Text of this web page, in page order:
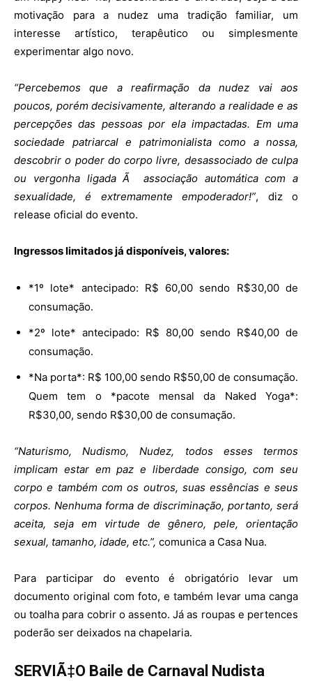
motivação para a nudez uma tradição familiar, um
interesse artístico, terapêutico ou simplesmente
experimentar algo novo.
“Percebemos que a reafirmação da nudez vai aos
poucos, porém decisivamente, alterando a realidade e as
percepções das pessoas por ela impactadas. Em uma
sociedade patriarcal e patrimonialista como a nossa,
descobrir o poder do corpo livre, desassociado de culpa
ou vergonha ligada Ã associação automática com a
sexualidade, é extremamente empoderador!”, diz o
release oficial do evento.
Ingressos limitados já disponíveis, valores:
*1º lote* antecipado: R$ 60,00 sendo R$30,00 de
consumação.
*2º lote* antecipado: R$ 80,00 sendo R$40,00 de
consumação.
*Na porta*: R$ 100,00 sendo R$50,00 de consumação.
Quem tem o *pacote mensal da Naked Yoga*:
R$30,00, sendo R$30,00 de consumação.
“Naturismo, Nudismo, Nudez, todos esses termos
implicam estar em paz e liberdade consigo, com seu
corpo e também com os outros, suas essências e seus
corpos. Nenhuma forma de discriminação, portanto, será
aceita, seja em virtude de gênero, pele, orientação
sexual, tamanho, idade, etc.”, comunica a Casa Nua.
Para participar do evento é obrigatório levar um
documento original com foto, e também levar uma canga
ou toalha para cobrir o assento. Já as roupas e pertences
poderão ser deixados na chapelaria.
SERVIÃ‡O Baile de Carnaval Nudista